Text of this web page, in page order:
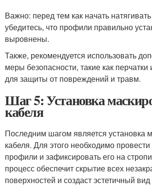
Важно: перед тем как начать
убедитесь, что профили правильно
выровнены.
Также, рекомендуется использовать
меры безопасности, такие как
для защиты от повреждений и травм.
Шаг 5: Установка
кабеля
Последним шагом является установка
кабеля. Для этого необходимо провести
профили и зафиксировать его на
процесс обеспечит скрытие всех
поверхностей и создаст эстетичный